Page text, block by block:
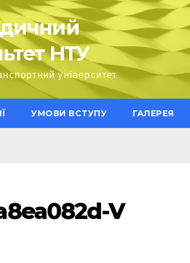
НТУ
університет
УМОВИ ВСТУПУ ГАЛЕРЕЯ
V